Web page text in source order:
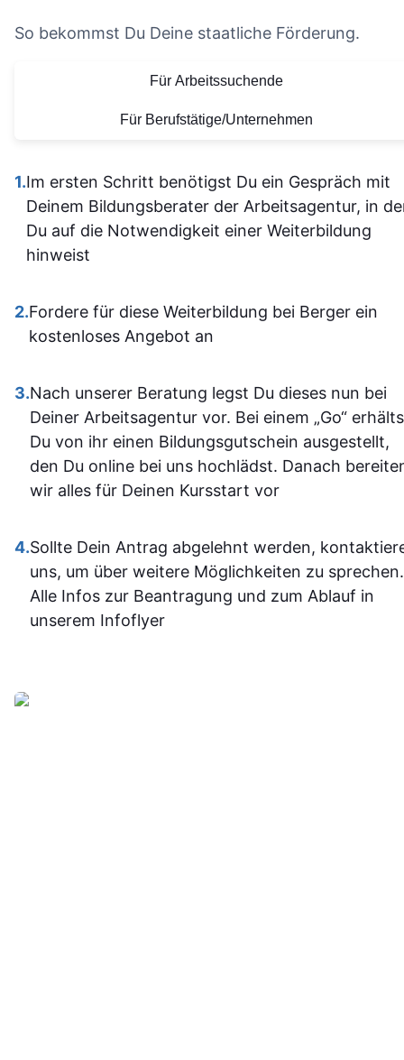
die Organisation und die
Lernmaterialien sind auf
einem hohen Niveau.
zugänglich, sodass man
sich gut orientieren kann.
Insgesamt ist der
alle, die sich im Bereich
SPS weiterbilden oder
Sehr empfehlenswert! 👍
Vielen Dank für
Lernerfahrung
nicht
aufgebaut
man kam
dann gut
allem
einiges
und fühle
im
jetzt
sicherer.
So bekommst Du Deine staatliche Förderung.
Für Arbeitssuchende
Für Berufstätige/Unternehmen
1.Im ersten Schritt benötigst Du ein Gespräch mit
Deinem Bildungsberater der Arbeitsagentur, in
Du auf die Notwendigkeit einer Weiterbildung
hinweist
2.Fordere für diese Weiterbildung bei Berger ein
kostenloses Angebot an
3.Nach unserer Beratung legst Du dieses nun bei
Deiner Arbeitsagentur vor. Bei einem „Go“
Du von ihr einen Bildungsgutschein ausgestellt,
den Du online bei uns hochlädst. Danach
wir alles für Deinen Kursstart vor
4.Sollte Dein Antrag abgelehnt werden,
uns, um über weitere Möglichkeiten zu sprechen.
Alle Infos zur Beantragung und zum Ablauf in
unserem Infoflyer